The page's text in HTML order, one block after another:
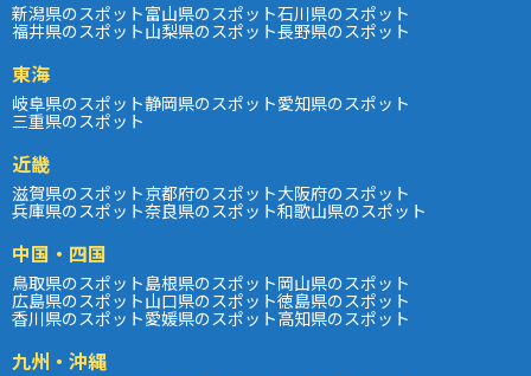
新潟県のスポット富山県のスポット石川県のスポット
福井県のスポット山梨県のスポット長野県のスポット
東海
岐阜県のスポット静岡県のスポット愛知県のスポット
三重県のスポット
近畿
滋賀県のスポット京都府のスポット大阪府のスポット
兵庫県のスポット奈良県のスポット和歌山県のスポット
中国・四国
鳥取県のスポット島根県のスポット岡山県のスポット
広島県のスポット山口県のスポット徳島県のスポット
香川県のスポット愛媛県のスポット高知県のスポット
九州・沖縄